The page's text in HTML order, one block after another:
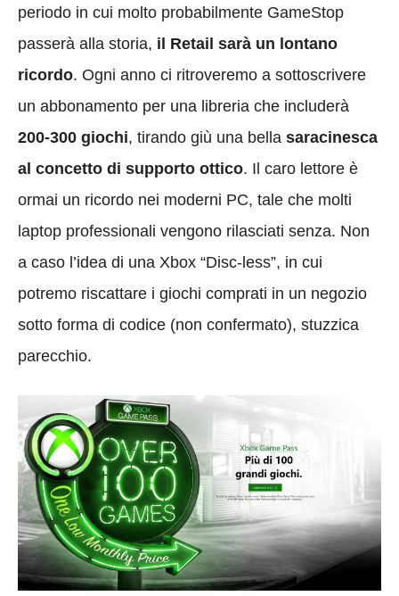
periodo in cui molto probabilmente GameStop
passerà alla storia, il Retail sarà un lontano
ricordo. Ogni anno ci ritroveremo a sottoscrivere
un abbonamento per una libreria che includerà
200-300 giochi, tirando giù una bella saracinesca
al concetto di supporto ottico. Il caro lettore è
ormai un ricordo nei moderni PC, tale che molti
laptop professionali vengono rilasciati senza. Non
a caso l’idea di una Xbox “Disc-less”, in cui
potremo riscattare i giochi comprati in un negozio
sotto forma di codice (non confermato), stuzzica
parecchio.